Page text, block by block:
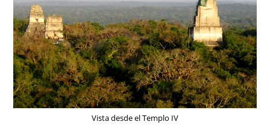
Vista desde el Templo IV